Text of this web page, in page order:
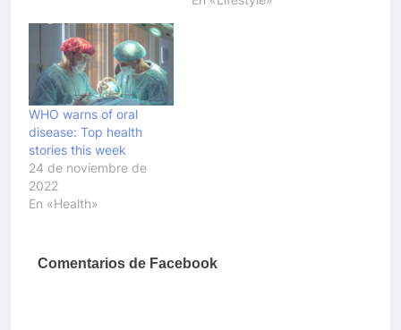
WHO warns of oral
disease: Top health
stories this week
24 de noviembre de
2022
En «Health»
Comentarios de Facebook